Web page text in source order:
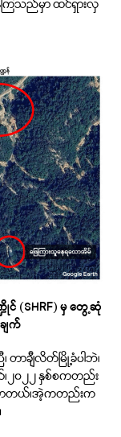
ကြသည်မှာ ထင်ရှားလှ
င် (SHRF)မှ တွေ့ဆုံ
ျက်
တာချီလိတ်မြို့ခံပါဘဲ၊
၊၂၀၂၂ နှစ်စကတည်း
လာတယ်၊အဲ့ကတည်းက